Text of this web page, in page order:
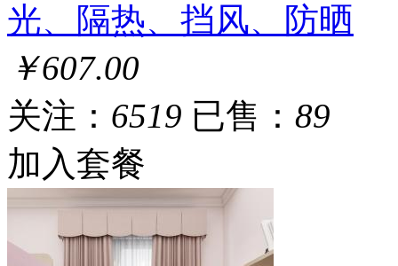
光、隔热、挡风、防晒
￥607.00
关注： 6519 已售： 89
加入套餐